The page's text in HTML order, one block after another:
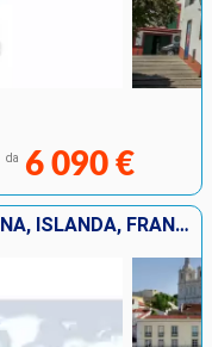
da 6 090 €
PORTOGALLO, GIBILTERRA, SPAGNA, ISLANDA, FRANCIA, MAIORCA